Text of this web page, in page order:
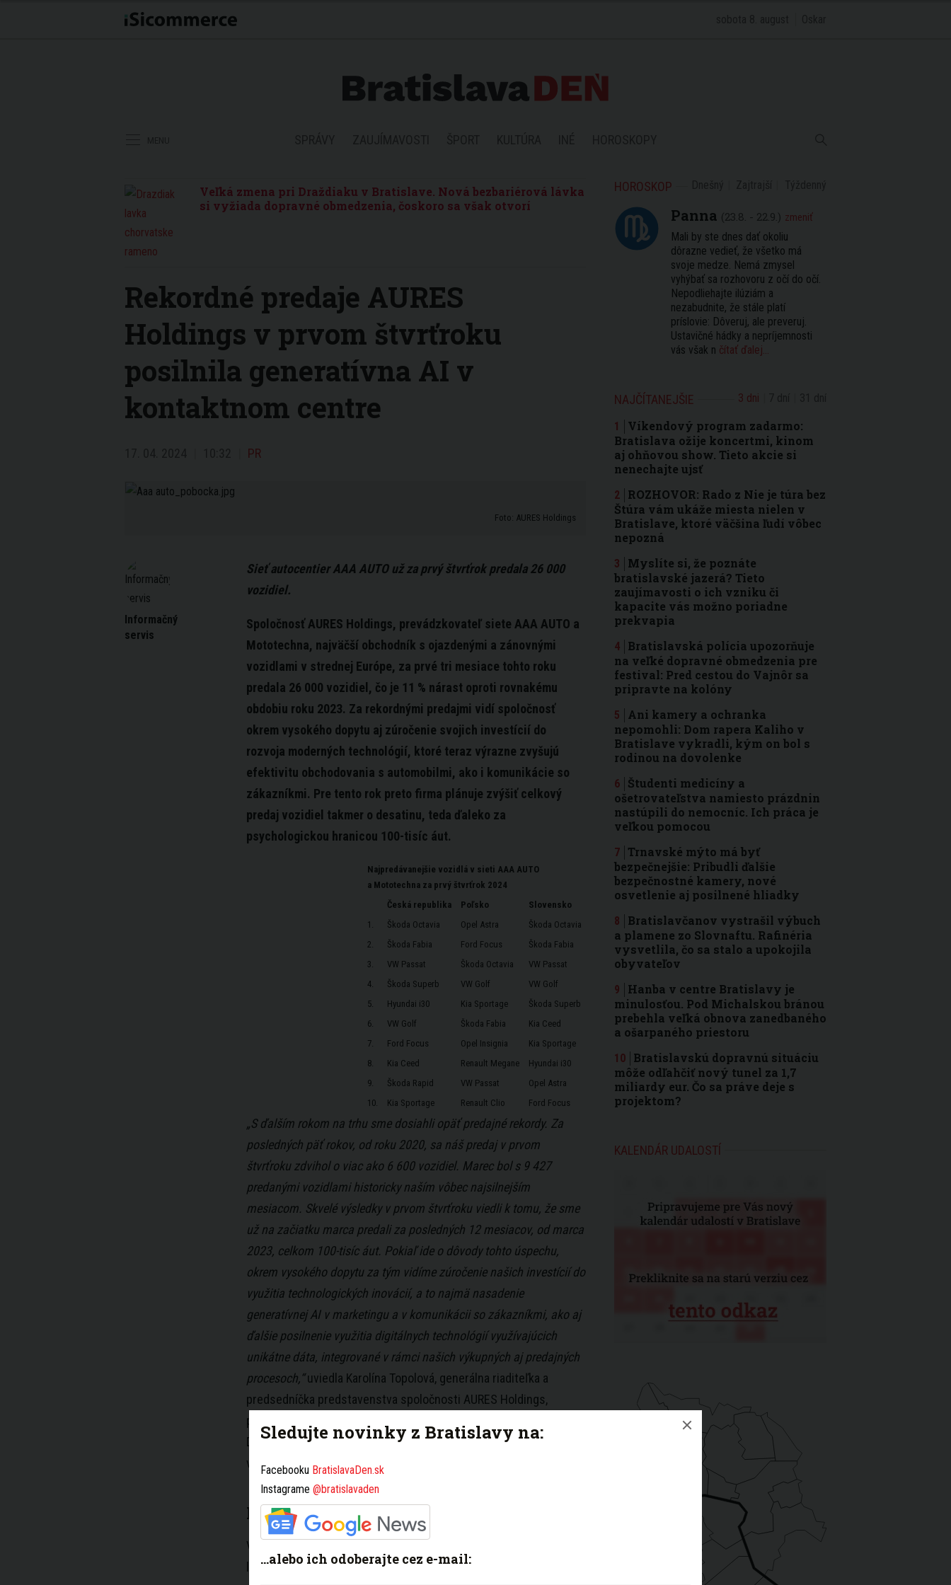
Veľká zmena pri Draždiaku v Bratislave. Nová bezbariérová lávka
si vyžiada dopravné obmedzenia, čoskoro sa však otvorí
Rekordné predaje AURES
Holdings v prvom štvrťroku
posilnila generatívna AI v
kontaktnom centre
PR
Foto: AURES Holdings
Informačný
servis
Sieť autocentier AAA AUTO už za prvý štvrťrok predala 26 000
vozidiel.
Spoločnosť AURES Holdings, prevádzkovateľ siete AAA AUTO a
Mototechna, najväčší obchodník s ojazdenými a zánovnými
vozidlami v strednej Európe, za prvé tri mesiace tohto roku
predala 26 000 vozidiel, čo je 11 % nárast oproti rovnakému
obdobiu roku 2023. Za rekordnými predajmi vidí spoločnosť
okrem vysokého dopytu aj zúročenie svojich investícií do
rozvoja moderných technológií, ktoré teraz výrazne zvyšujú
efektivitu obchodovania s automobilmi, ako i komunikácie so
zákazníkmi. Pre tento rok preto firma plánuje zvýšiť celkový
predaj vozidiel takmer o desatinu, teda ďaleko za
psychologickou hranicou 100-tisíc áut.
Najpredávanejšie vozidlá v sieti AAA AUTO
a Mototechna za prvý štvrťrok 2024
Česká republika
Poľsko
Slovensko
1.
Škoda Octavia Opel Astra
Škoda Octavia
2.
Škoda Fabia Ford Focus
Škoda Fabia
3.
VW Passat Škoda Octavia
VW Passat
4.
Škoda Superb VW Golf
VW Golf
5.
Hyundai i30 Kia Sportage
Škoda Superb
6.
VW Golf Škoda Fabia
Kia Ceed
7.
Ford Focus Opel Insignia
Kia Sportage
8.
Kia Ceed Renault Megane
Hyundai i30
9.
Škoda Rapid VW Passat
Opel Astra
10.
Kia Sportage Renault Clio Ford Focus
„S ďalším rokom na trhu sme dosiahli opäť predajné rekordy. Za
posledných päť rokov, od roku 2020, sa náš predaj v prvom
štvrťroku zdvihol o viac ako 6 600 vozidiel. Marec bol s 9 427
predanými vozidlami historicky naším vôbec najsilnejším
mesiacom. Skvelé výsledky v prvom štvrťroku viedli k tomu, že sme
už na začiatku marca predali za posledných 12 mesiacov, od marca
2023, celkom 100-tisíc áut. Pokiaľ ide o dôvody tohto úspechu,
okrem vysokého dopytu za tým vidíme zúročenie našich investícií do
využitia technologických inovácií, a to najmä nasadenie
generatívnej AI v marketingu a v komunikácii so zákazníkmi, ako aj
ďalšie posilnenie využitia digitálnych technológií využívajúcich
unikátne dáta, integrované v rámci našich výkupných aj predajných
procesoch,“uviedla Karolína Topolová, generálna riaditeľka a
predsedníčka predstavenstva spoločnosti AURES Holdings,
prevádzkovateľa siete autocentier AAA AUTO, Mototechna, Auto
Diskont a Driverama. Skupina v marci predávala už vyše 320
vozidiel denne.
Moderné technológie a generatívna AI
V obchodovaní s automobilmi AURES-u významne pomáha machine
learning automatizovaný hlasový model CARol využívajúci
HOROSKOP
Panna (23.8. - 22.9.) zmeniť
Mali by ste dnes dať okoliu
dôrazne vedieť, že všetko má
svoje medze. Nemá zmysel
vyhýbať sa rozhovoru z očí do očí.
Nepodliehajte ilúziám a
nezabudnite, že stále platí
príslovie: Dôveruj, ale preveruj.
Ustavičné hádky a nepríjemnosti
vás však n čítať ďalej...
NAJČÍTANEJŠIE 3 dni
Víkendový program zadarmo:
Bratislava ožije koncertmi, kinom
aj ohňovou show. Tieto akcie si
nenechajte ujsť
ROZHOVOR: Rado z Nie je túra bez
Štúra vám ukáže miesta nielen v
Bratislave, ktoré väčšina ľudí vôbec
nepozná
Myslíte si, že poznáte
bratislavské jazerá? Tieto
zaujímavosti o ich vzniku či
kapacite vás možno poriadne
prekvapia
Bratislavská polícia upozorňuje
na veľké dopravné obmedzenia pre
festival: Pred cestou do Vajnôr sa
pripravte na kolóny
Ani kamery a ochranka
nepomohli: Dom rapera Kaliho v
Bratislave vykradli, kým on bol s
rodinou na dovolenke
Študenti medicíny a
ošetrovateľstva namiesto prázdnin
nastúpili do nemocníc. Ich práca je
veľkou pomocou
Trnavské mýto má byť
bezpečnejšie: Pribudli ďalšie
bezpečnostné kamery, nové
osvetlenie aj posilnené hliadky
Bratislavčanov vystrašil výbuch
a plamene zo Slovnaftu. Rafinéria
vysvetlila, čo sa stalo a upokojila
obyvateľov
Hanba v centre Bratislavy je
minulosťou. Pod Michalskou bránou
prebehla veľká obnova zanedbaného
a ošarpaného priestoru
Bratislavskú dopravnú situáciu
môže odľahčiť nový tunel za 1,7
miliardy eur. Čo sa práve deje s
projektom?
KALENDÁR UDALOSTÍ
Sledujte novinky z Bratislavy na:
Facebooku BratislavaDen.sk
Instagrame @bratislavaden
...alebo ich odoberajte cez e-mail: